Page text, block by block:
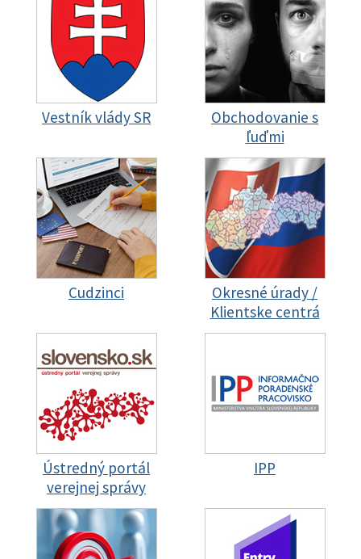
Vestník vlády SR
Obchodovanie s
ľuďmi
Cudzinci
Okresné úrady /
Klientske centrá
Ústredný portál
verejnej správy
IPP